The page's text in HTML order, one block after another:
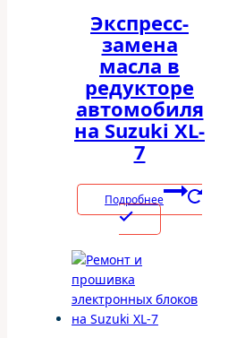
Экспресс-
замена
масла в
редукторе
автомобиля
на Suzuki XL-
7
Подробнее